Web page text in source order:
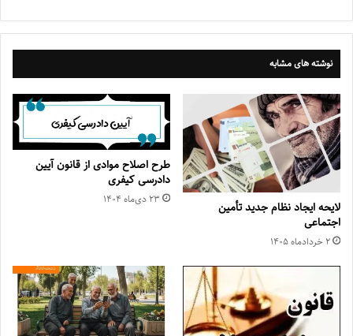
نوشته های مشابه
لایحه ایجاد نظام جدید تأمین
اجتماعی
۲ خرداد‌ماه ۱۴۰۵
طرح اصلاح موادی از قانون آیین
دادرسی کیفری
۲۳ دی‌ماه ۱۴۰۴